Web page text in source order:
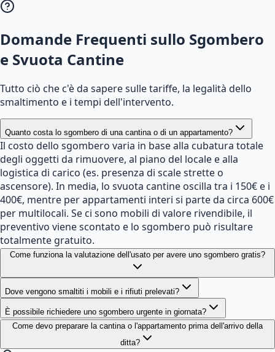
Domande Frequenti sullo Sgombero
e Svuota Cantine
Tutto ciò che c'è da sapere sulle tariffe, la legalità dello
smaltimento e i tempi dell'intervento.
Quanto costa lo sgombero di una cantina o di un appartamento?
Il costo dello sgombero varia in base alla cubatura totale
degli oggetti da rimuovere, al piano del locale e alla
logistica di carico (es. presenza di scale strette o
ascensore). In media, lo svuota cantine oscilla tra i 150€ e i
400€, mentre per appartamenti interi si parte da circa 600€
per multilocali. Se ci sono mobili di valore rivendibile, il
preventivo viene scontato e lo sgombero può risultare
totalmente gratuito.
Come funziona la valutazione dell'usato per avere uno sgombero gratis?
Dove vengono smaltiti i mobili e i rifiuti prelevati?
È possibile richiedere uno sgombero urgente in giornata?
Come devo preparare la cantina o l'appartamento prima dell'arrivo della
ditta?